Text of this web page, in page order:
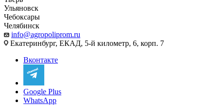
Ульяновск
Чебоксары
Челябинск
info@agropoliprom.ru
Екатеринбург, ЕКАД, 5-й километр, 6, корп. 7
Вконтакте
Google Plus
WhatsApp